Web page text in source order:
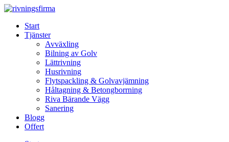
Skip
contentStart
Tjänster
Avväxling
Bilning av Golv
Lättrivning
Husrivning
Flytspackling & Golvavjämning
Håltagning & Betongborrning
Riva Bärande Vägg
Sanering
Blogg
Offert